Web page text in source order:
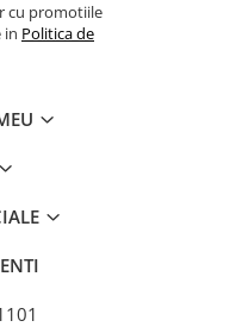
cu promotiile
in Politica de